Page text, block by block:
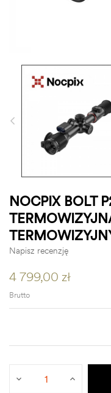
NOCPIX BOLT
Napisz recenzję
4 799,00 zł
Brutto